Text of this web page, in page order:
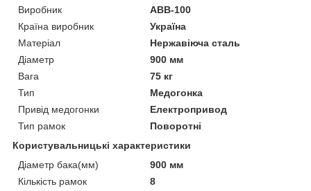
Виробник
АВВ-100
Країна виробник
Україна
Матеріал
Нержавіюча сталь
Діаметр
900 мм
Вага
75 кг
Тип
Медогонка
Привід медогонки
Електропривод
Тип рамок
Поворотні
Користувальницькі характеристики
Діаметр бака(мм)
900 мм
Кількість рамок
8